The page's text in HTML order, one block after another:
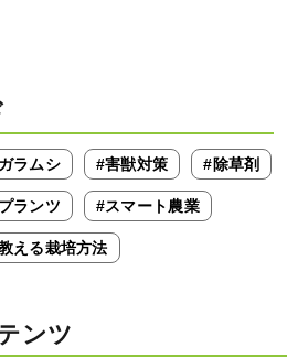
ラムシ #害獣対策 #除草剤
ランツ #スマート農業
える栽培方法
ンツ